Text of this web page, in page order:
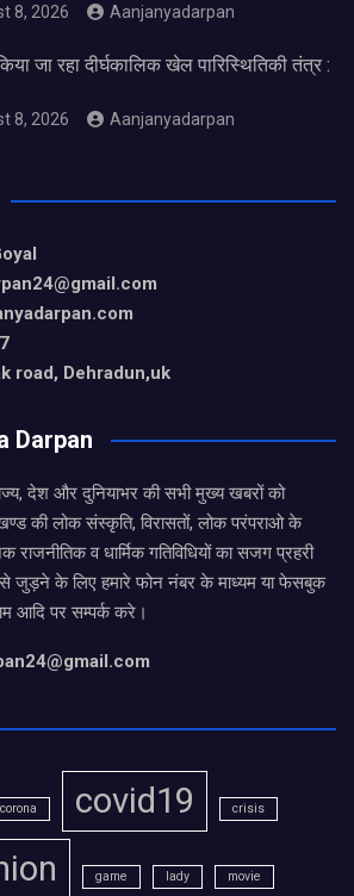
8, 2026 Aanjanyadarpan
जा रहा दीर्घकालिक खेल पारिस्थितिकी तंत्र :
8, 2026 Aanjanyadarpan
road, Dehradun,uk
Darpan
देश और दुनियाभर की सभी मुख्य खबरों को
की लोक संस्कृति, विरासतों, लोक परंपराओ के
राजनीतिक व धार्मिक गतिविधियों का सजग प्रहरी
जुड़ने के लिए हमारे फोन नंबर के माध्यम या फेसबुक
आदि पर सम्पर्क करे।
corona covid19 crisis
game lady movie